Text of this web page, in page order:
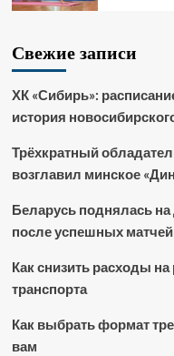
Свежие записи
ХК «Сибирь»:
история
Трёхкратный
возглавил минское
Беларусь поднялась
после успешных
Как снизить расходы
транспорта
Как выбрать формат
вам